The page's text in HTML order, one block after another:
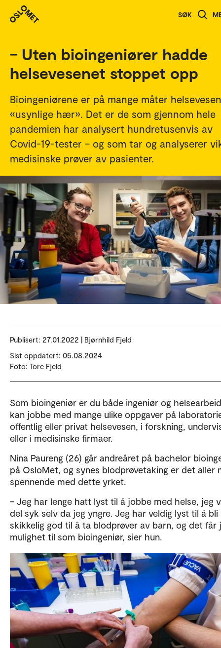
SØK
Studenthistorier
– Uten bioingeniører hadde
helsevesenet stoppet opp
Bioingeniørene er på mange måter
«usynlige hær». Det er de som gjennom hele
pandemien har analysert hundretusenvis av
Covid-19-tester – og som tar og analyserer
medisinske prøver av pasienter.
Publisert: 27.01.2022 | Bjørnhild Fjeld
Sist oppdatert: 05.08.2024
Foto: Tore Fjeld
Som bioingeniør er du både ingeniør og
kan jobbe med mange ulike oppgaver på
offentlig eller privat helsevesen, i forskning,
eller i medisinske firmaer.
Nina Paureng (26) går andreåret på bachelor
på OsloMet, og synes blodprøvetaking er det aller
spennende med dette yrket.
– Jeg har lenge hatt lyst til å jobbe med helse, jeg
del syk selv da jeg yngre. Jeg har veldig lyst til å bli
skikkelig god til å ta blodprøver av barn, og det får
mulighet til som bioingeniør, sier hun.